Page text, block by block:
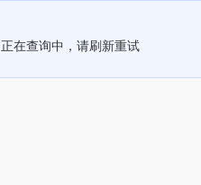
正在查询中，请刷新重试